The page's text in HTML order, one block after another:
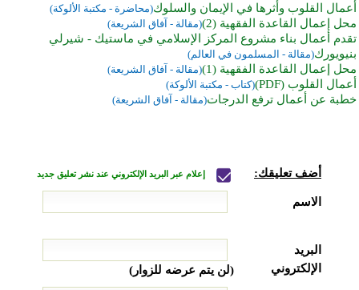
أعمال القلوب وأثرها في الإيمان والسلوك(محاضرة - مكتبة الألوكة)
محل إعمال القاعدة الفقهية (2) (مقالة - آفاق الشريعة)
تقدم أعمال بناء مشروع المركز الإسلامي في ماستيك - شيرلي
بنيويورك(مقالة - المسلمون في العالم)
محل إعمال القاعدة الفقهية (1) (مقالة - آفاق الشريعة)
أعمال القلوب (PDF) (كتاب - مكتبة الألوكة)
خطبة عن أعمال ترفع الدرجات(مقالة - آفاق الشريعة)
أضف تعليقك: إعلام عبر البريد الإلكتروني عند نشر تعليق جديد
الاسم
البريد
الإلكتروني
(لن يتم عرضه للزوار)